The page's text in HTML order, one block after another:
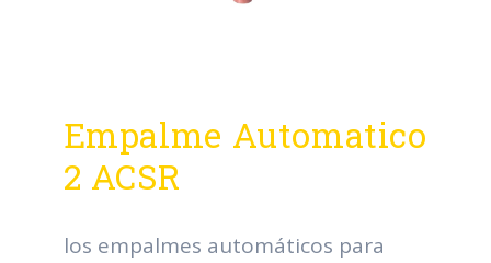
Empalme Automatico
2 ACSR
los empalmes automáticos para